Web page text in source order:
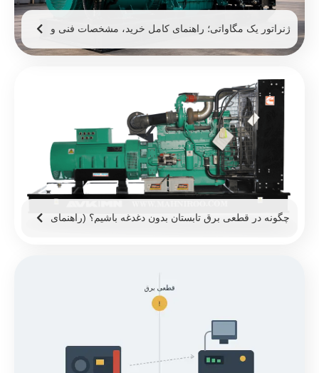
ژنراتور یک مگاواتی؛ راهنمای کامل خرید، مشخصات فنی و
چگونه در قطعی برق تابستان بدون دغدغه باشیم؟ (راهنمای